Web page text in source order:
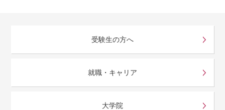
受験生の方へ
就職・キャリア
大学院